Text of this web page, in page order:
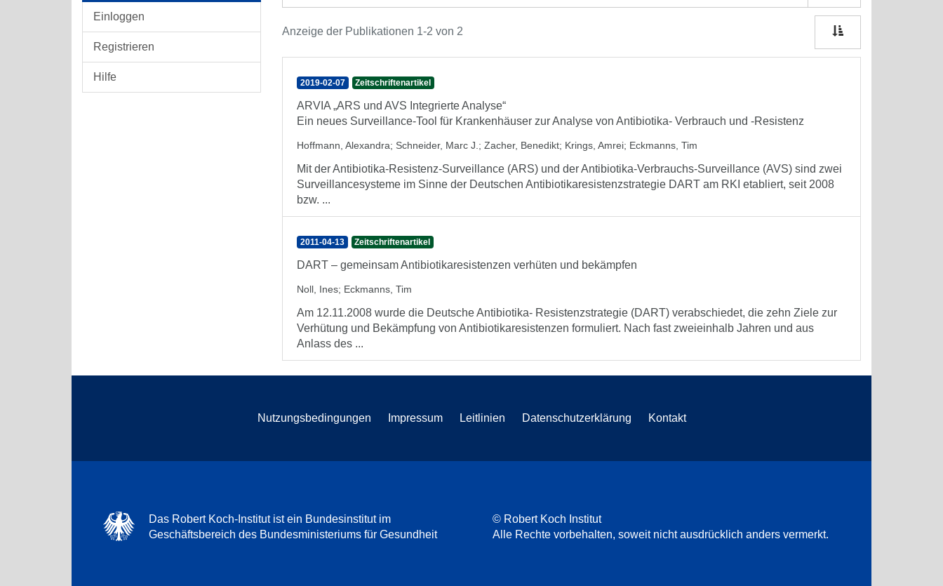
Einloggen
Registrieren
Hilfe
Anzeige der Publikationen 1-2 von 2
2019-02-07 Zeitschriftenartikel
ARVIA „ARS und AVS Integrierte Analyse“
Ein neues Surveillance-Tool für Krankenhäuser zur Analyse von Antibiotika- Verbrauch und -Resistenz
Hoffmann, Alexandra; Schneider, Marc J. ; Zacher, Benedikt; Krings, Amrei; Eckmanns, Tim
Mit der Antibiotika-Resistenz-Surveillance (ARS) und der Antibiotika-Verbrauchs-Surveillance (AVS) sind zwei
Surveillancesysteme im Sinne der Deutschen Antibiotikaresistenzstrategie DART am RKI etabliert, seit 2008
bzw. ...
2011-04-13 Zeitschriftenartikel
DART – gemeinsam Antibiotikaresistenzen verhüten und bekämpfen
Noll, Ines; Eckmanns, Tim
Am 12.11.2008 wurde die Deutsche Antibiotika- Resistenzstrategie (DART) verabschiedet, die zehn Ziele zur
Verhütung und Bekämpfung von Antibiotikaresistenzen formuliert. Nach fast zweieinhalb Jahren und aus
Anlass des ...
Nutzungsbedingungen Impressum Leitlinien Datenschutzerklärung Kontakt
Das Robert Koch-Institut ist ein Bundesinstitut im
Geschäftsbereich des Bundesministeriums für Gesundheit
© Robert Koch Institut
Alle Rechte vorbehalten, soweit nicht ausdrücklich anders vermerkt.